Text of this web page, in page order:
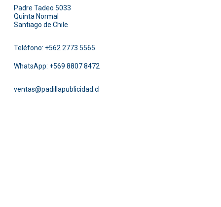
Padre Tadeo 5033
Quinta Normal
Santiago de Chile
Teléfono: +562 2773 5565
WhatsApp: +569 8807 8472
ventas@padillapublicidad.cl